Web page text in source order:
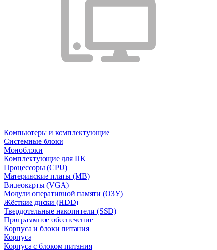
Компьютеры и комплектующие
Системные блоки
Моноблоки
Комплектующие для ПК
Процессоры (CPU)
Материнские платы (MB)
Видеокарты (VGA)
Модули оперативной памяти (ОЗУ)
Жёсткие диски (HDD)
Твердотельные накопители (SSD)
Программное обеспечение
Корпуса и блоки питания
Корпуса
Корпуса с блоком питания